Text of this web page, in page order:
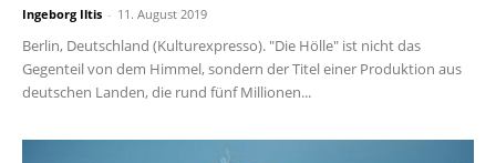
Ingeborg Iltis - 11. August 2019
Berlin, Deutschland (Kulturexpresso). "Die Hölle" ist nicht das
Gegenteil von dem Himmel, sondern der Titel einer Produktion aus
deutschen Landen, die rund fünf Millionen...